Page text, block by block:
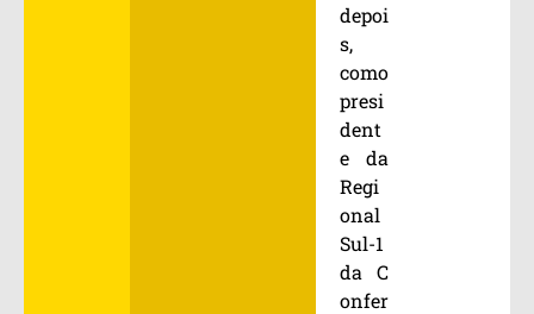
depoi
s,
como
presi
dent
e da
Regi
onal
Sul-1
da C
onfer